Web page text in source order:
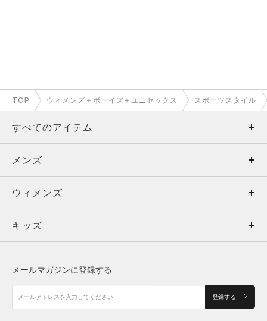
TOP ウィメンズ＋ボーイズ＋ユニセックス スポーツスタイル
すべてのアイテム
メンズ
ウィメンズ
キッズ
アクセサリー
メンズ
トップス
ボトムス
アクセサリー
ウィメンズ
トップス
シューズ
キッズ
メールマガジンに登録する
登録する